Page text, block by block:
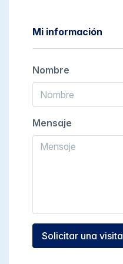
Mi información
Nombre
Mensaje
Solicitar una visita